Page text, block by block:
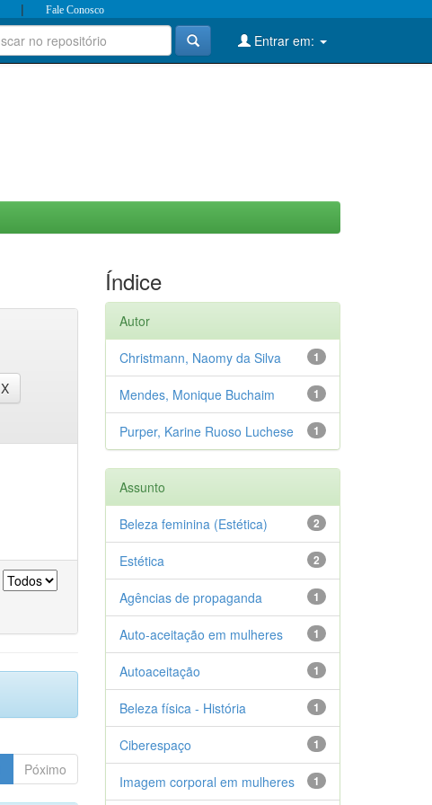
| Fale Conosco
Entrar em:
Póximo
Índice
Autor
1
Christmann, Naomy da Silva
1
Mendes, Monique Buchaim
1
Purper, Karine Ruoso Luchese
Assunto
2
Beleza feminina (Estética)
2
Estética
1
Agências de propaganda
1
Auto-aceitação em mulheres
1
Autoaceitação
1
Beleza física - História
1
Ciberespaço
1
Imagem corporal em mulheres